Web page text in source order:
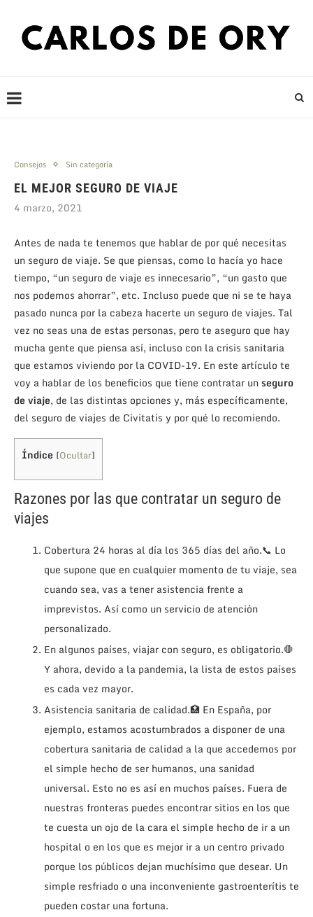
Consejos Sin categoría
EL MEJOR SEGURO DE VIAJE
4 marzo, 2021
Antes de nada te tenemos que hablar de por qué necesitas
un seguro de viaje. Se que piensas, como lo hacía yo hace
tiempo, “un seguro de viaje es innecesario”, “un gasto que
nos podemos ahorrar”, etc. Incluso puede que ni se te haya
pasado nunca por la cabeza hacerte un seguro de viajes. Tal
vez no seas una de estas personas, pero te aseguro que hay
mucha gente que piensa así, incluso con la crisis sanitaria
que estamos viviendo por la COVID-19. En este artículo te
voy a hablar de los beneficios que tiene contratar unseguro
de viaje, de las distintas opciones y, más específicamente,
del seguro de viajes de Civitatis y por qué lo recomiendo.
Índice [Ocultar]
Razones por las que contratar un seguro de
viajes
Cobertura 24 horas al día los 365 días del año.📞 Lo
que supone que en cualquier momento de tu viaje, sea
cuando sea, vas a tener asistencia frente a
imprevistos. Así como un servicio de atención
personalizado.
En algunos países, viajar con seguro, es obligatorio.🛑
Y ahora, devido a la pandemia, la lista de estos países
es cada vez mayor.
Asistencia sanitaria de calidad.🏥 En España, por
ejemplo, estamos acostumbrados a disponer de una
cobertura sanitaria de calidad a la que accedemos por
el simple hecho de ser humanos, una sanidad
universal. Esto no es así en muchos países. Fuera de
nuestras fronteras puedes encontrar sitios en los que
te cuesta un ojo de la cara el simple hecho de ir a un
hospital o en los que es mejor ir a un centro privado
porque los públicos dejan muchísimo que desear. Un
simple resfriado o una inconveniente gastroenterítis te
pueden costar una fortuna.